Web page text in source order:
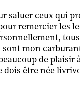
saluer ceux qui
remercier les
mon
de plaisir
dois être née